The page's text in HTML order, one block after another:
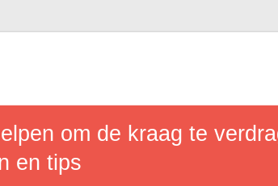
om de kraag te
en tips